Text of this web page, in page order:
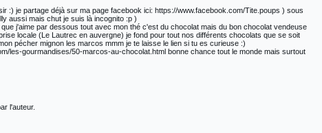
:) je partage déjà sur ma page facebook ici: https://www.facebook.com/Tite.poups ) sous
aussi mais chut je suis là incognito :p )
j'aime par dessous tout avec mon thé c'est du chocolat mais du bon chocolat vendeuse
locale (Le Lautrec en auvergne) je fond pour tout nos différents chocolats que se soit
pécher mignon les marcos mmm je te laisse le lien si tu es curieuse :)
les-gourmandises/50-marcos-au-chocolat.html bonne chance tout le monde mais surtout
l'auteur.